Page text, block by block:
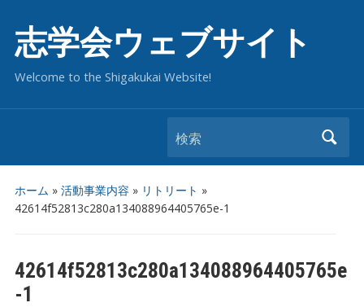
志学会ウェブサイト
Welcome to the Shigakukai Website!
検索
ホーム » 活動事業内容 » リトリート »
42614f52813c280a134088964405765e-1
42614f52813c280a134088964405765e
-1